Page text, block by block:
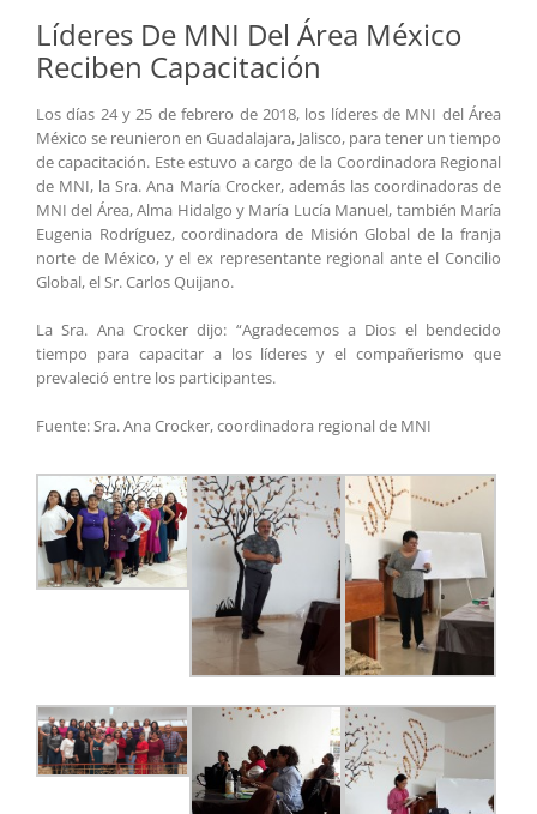
Líderes De MNI Del Área México
Reciben Capacitación
Los días 24 y 25 de febrero de 2018, los líderes de MNI del Área
México se reunieron en Guadalajara, Jalisco, para tener un tiempo
de capacitación. Este estuvo a cargo de la Coordinadora Regional
de MNI, la Sra. Ana María Crocker, además las coordinadoras de
MNI del Área, Alma Hidalgo y María Lucía Manuel, también María
Eugenia Rodríguez, coordinadora de Misión Global de la franja
norte de México, y el ex representante regional ante el Concilio
Global, el Sr. Carlos Quijano.
La Sra. Ana Crocker dijo: “Agradecemos a Dios el bendecido
tiempo para capacitar a los líderes y el compañerismo que
prevaleció entre los participantes.
Fuente: Sra. Ana Crocker, coordinadora regional de MNI